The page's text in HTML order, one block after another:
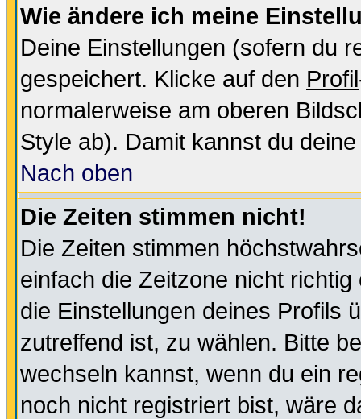
Wie ändere ich meine
Deine Einstellungen (sofern du
gespeichert. Klicke auf den Profil
normalerweise am oberen
Style ab). Damit kannst du
Nach oben
Die Zeiten stimmen nicht!
Die Zeiten stimmen
einfach die Zeitzone nicht
die Einstellungen deines Profils
zutreffend ist, zu wählen. Bitte
wechseln kannst, wenn du ein
noch nicht registriert bist, wäre